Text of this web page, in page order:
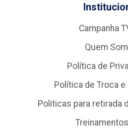
Campanha
Quem
Política de
Política de Troca
Politicas para retirada